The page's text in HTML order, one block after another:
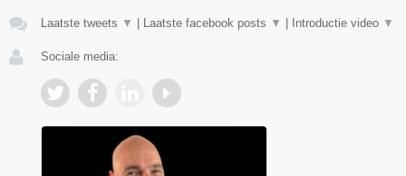
Laatste tweets ▼ Laatste facebook posts ▼ Introductie video ▼
Sociale media: